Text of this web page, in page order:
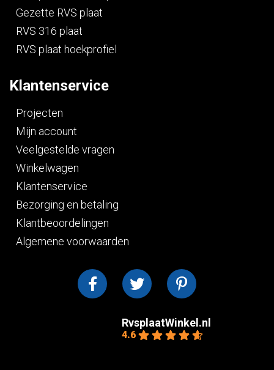
Gezette RVS plaat
RVS 316 plaat
RVS plaat hoekprofiel
Klantenservice
Projecten
Mijn account
Veelgestelde vragen
Winkelwagen
Klantenservice
Bezorging en betaling
Klantbeoordelingen
Algemene voorwaarden
RvsplaatWinkel.nl
4.6